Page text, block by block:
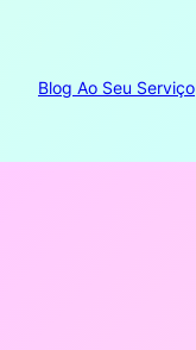
Blog Ao Seu Serviço